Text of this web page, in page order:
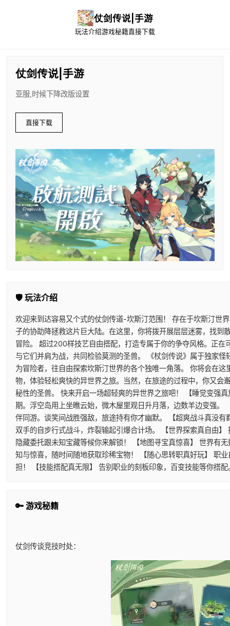
仗剑传说|手游
玩法介绍游戏秘籍直接下载
仗剑传说|手游
亚服,时候下降改版设置
直接下载
🛡️ 玩法介绍
欢迎来到达容易又个式的仗剑传道-坎斯汀范围！ 存在于坎斯汀世
子的协助降拯救这片巨大陆。在这里，你将拨开展层层迷雾，找到
冒险。 超过200样技艺自由搭配，打造专属于你的争夺风格。正在
与它们并肩为战，共同检验莫测的圣兽。 《杖剑传说》属于独家
为冒险者，往自由探索坎斯汀世界的各个独唯一角落。 你将会在
物，体验轻松爽快的异世界之旅。当然，在旅途的过程中，你又会
秘性的圣兽。 快来开启一场超轻爽的异世界之旅吧！ 【睡觉变强
期。浮空岛用上坐瞧云始，微木屋里观日升月落，边数羊边变强。
伴同游。谈笑间战胜强敌，旅途持有你才幽默。 【超爽战斗真没
双手的自步行式战斗，炸裂输起引爆合计场。 【世界探索真自由
隐藏委托跟未知宝藏等候你来解锁！ 【地图寻宝真惊喜】 世界有
知与惊喜，随时间随地获取珍稀宝物！ 【随心思转职真好玩】 职
担！ 【技能搭配真无限】 告别职业的刻板印象，百变技能等你搭
🔑 游戏秘籍
仗剑传谈竞技时处：